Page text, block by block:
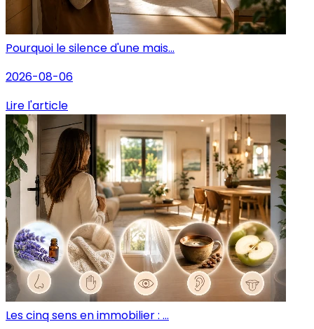
Pourquoi le silence d'une mais...
2026-08-06
Lire l'article
Les cinq sens en immobilier : ...